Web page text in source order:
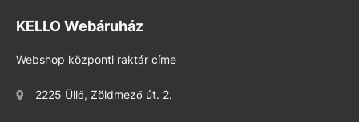
KELLO Webáruház
Webshop központi raktár címe
2225 Üllő, Zöldmező út. 2.